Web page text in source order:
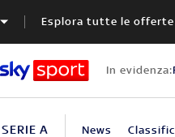
Esplora tutte le offerte
In evidenza:
SERIE A News